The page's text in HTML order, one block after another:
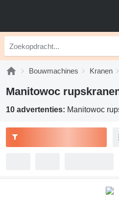
Bouwmachines Kranen
Manitowoc
10 advertenties: Manitowoc